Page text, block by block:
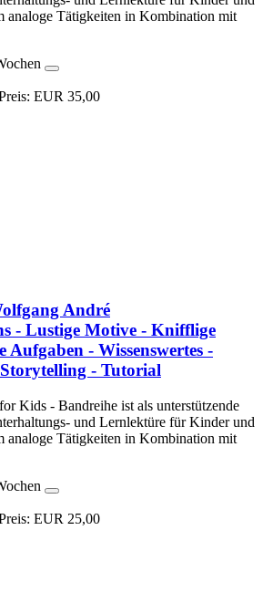
analoge Tätigkeiten in Kombination mit
EUR 35,00
André
- Lustige Motive - Knifflige
Aufgaben - Wissenswertes -
- Tutorial
Kids - Bandreihe ist als unterstützende
und Lernlektüre für Kinder und
analoge Tätigkeiten in Kombination mit
EUR 25,00